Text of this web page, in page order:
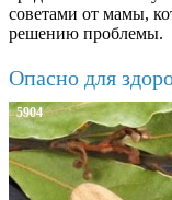
советами от мамы,
решению проблемы.
Опасно для
5904